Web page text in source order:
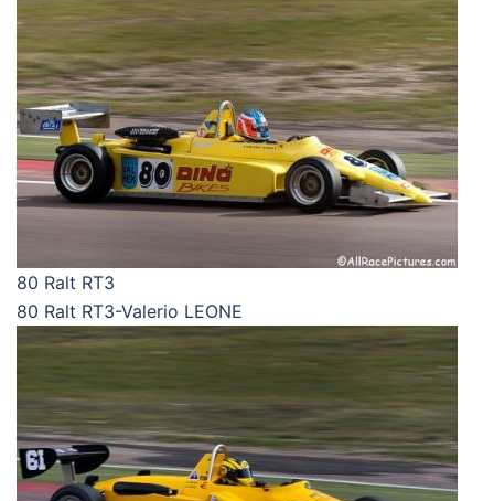
80 Ralt RT3
80 Ralt RT3-Valerio LEONE